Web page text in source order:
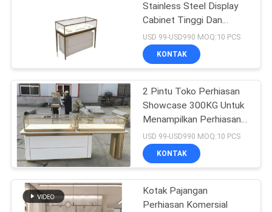
TENTANG
KAMI
TUR
PABRIK
KONTROL
KUALITAS
Rak Peraga
Supermarket
39
Stainless Steel Display
Cabinet Tinggi Dan
Pendek Dengan Lampu
LED 4000K
USD 99-USD990 MOQ:10 PCS
KONTAK
2 Pintu Toko Perhiasan
Showcase 300KG Untuk
Menampilkan Perhiasan
Secara Profesional
USD 99-USD990 MOQ:10 PCS
KONTAK
Kotak Pajangan
Perhiasan Komersial